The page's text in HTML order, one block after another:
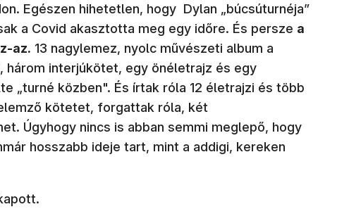
Egészen hihetetlen, hogy Dylan „búcsúturnéja”
a Covid akasztotta meg egy időre. És persze a
az. 13 nagylemez, nyolc művészeti album a
három interjúkötet, egy önéletrajz és egy
„turné közben". És írtak róla 12 életrajzi és több
kötetet, forgattak róla, két
Úgyhogy nincs is abban semmi meglepő, hogy
hosszabb ideje tart, mint a addigi, kereken